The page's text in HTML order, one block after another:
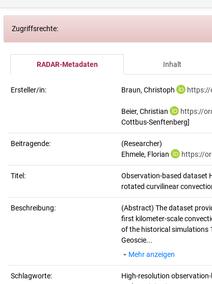
Zugriffsrechte:
RADAR-Metadaten Inhalt
Ersteller/in: Braun, Christoph https://
Beier, Christian https://
Cottbus-Senftenberg]
Beitragende:
(Researcher)
Ehmele, Florian
https://
Titel:
Observation-based dataset
rotated curvilinear
Beschreibung: (Abstract) The dataset
first kilometer-scale
of the historical simulations
Geoscie...
Mehr anzeigen
Schlagworte:
High-resolution